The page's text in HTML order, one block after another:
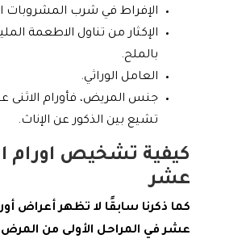
الإفراط في شرب المشروبات
الإكثار من تناول الاطعمة
بالملح.
العامل الوراثي.
جنس المريض، فأورام الاثنى
تشيع بين الذكور عن الإناث.
كيفية تشخيص اورام
عشر
كما ذكرنا سابقًا لا تظهر أعراض
عشر في المراحل الأولى من